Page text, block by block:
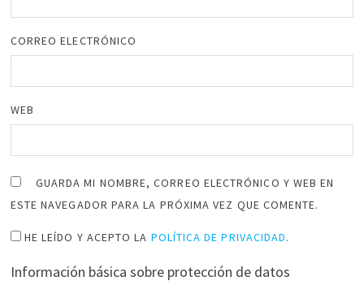
CORREO ELECTRÓNICO
WEB
GUARDA MI NOMBRE, CORREO ELECTRÓNICO Y WEB EN
ESTE NAVEGADOR PARA LA PRÓXIMA VEZ QUE COMENTE.
HE LEÍDO Y ACEPTO LA POLÍTICA DE PRIVACIDAD.
Información básica sobre protección de datos